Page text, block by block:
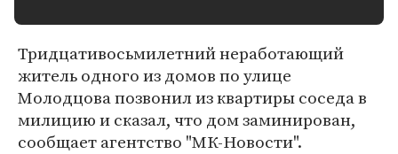
Тридцативосьмилетний неработающий
житель одного из домов по улице
Молодцова позвонил из квартиры соседа в
милицию и сказал, что дом заминирован,
сообщает агентство "МК-Новости".